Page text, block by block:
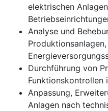
elektrischen
Analyse und
Durchführung von
Funktionskontrollen
Anpassung,
Anlagen nach